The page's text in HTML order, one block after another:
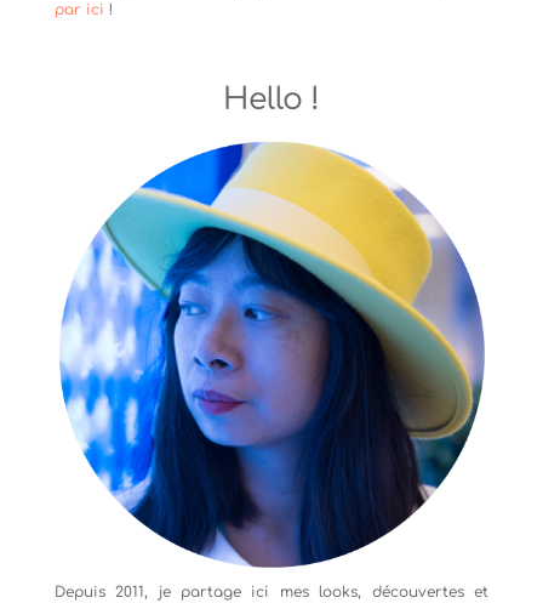
par ici !
Hello !
Depuis 2011, je partage ici mes looks, découvertes et